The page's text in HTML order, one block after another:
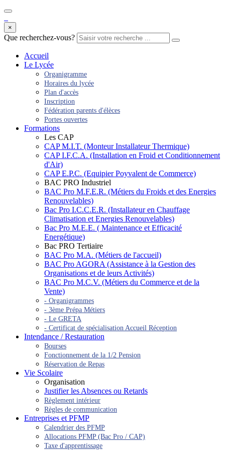
×
Que recherchez-vous?
Accueil
Le Lycée
Organigramme
Horaires du lycée
Plan d'accès
Inscription
Fédération parents d'élèces
Portes ouvertes
Formations
Les CAP
CAP M.I.T. (Monteur Installateur Thermique)
CAP I.F.C.A. (Installation en Froid et Conditionnement
d'Air)
CAP E.P.C. (Equipier Poyvalent de Commerce)
BAC PRO Industriel
BAC Pro M.F.E.R. (Métiers du Froids et des Energies
Renouvelables)
Bac Pro I.C.C.E.R. (Installateur en Chauffage
Climatisation et Energies Renouvelables)
Bac Pro M.E.E. ( Maintenance et Efficacité
Energétique)
Bac PRO Tertiaire
BAC Pro M.A. (Métiers de l'accueil)
BAC Pro AGORA (Assistance à la Gestion des
Organisations et de leurs Activités)
BAC Pro M.C.V. (Métiers du Commerce et de la
Vente)
- Organigrammes
- 3ème Prépa Métiers
- Le GRETA
- Certificat de spécialisation Accueil Réception
Intendance / Restauration
Bourses
Fonctionnement de la 1/2 Pension
Réservation de Repas
Vie Scolaire
Organisation
Justifier les Absences ou Retards
Règlement intérieur
Règles de communication
Entreprises et PFMP
Calendrier des PFMP
Allocations PFMP (Bac Pro / CAP)
Taxe d'apprentissage